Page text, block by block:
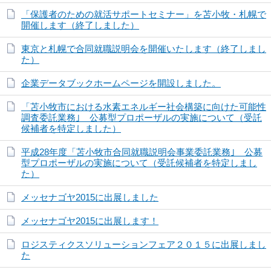
「保護者のための就活サポートセミナー」を苫小牧・札幌で
開催します（終了しました）
東京と札幌で合同就職説明会を開催いたします（終了しまし
た）
企業データブックホームページを開設しました。
「苫小牧市における水素エネルギー社会構築に向けた可能性
調査委託業務｣ 公募型プロポーザルの実施について（受託
候補者を特定しました）
平成28年度「苫小牧市合同就職説明会事業委託業務｣ 公募
型プロポーザルの実施について（受託候補者を特定しまし
た）
メッセナゴヤ2015に出展しました
メッセナゴヤ2015に出展します！
ロジスティクスソリューションフェア２０１５に出展しまし
た